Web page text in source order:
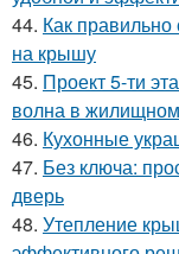
44. Как
на крышу
45. Проект 5-ти
волна в жилищном
46. Кухонные
47. Без ключа:
дверь
48. Утепление